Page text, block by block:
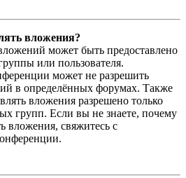
вложения?
может быть предоставлено
или пользователя.
может не разрешить
в определённых форумах. Также
вложения разрешено только
групп. Если вы не знаете, почему
вложения, свяжитесь с